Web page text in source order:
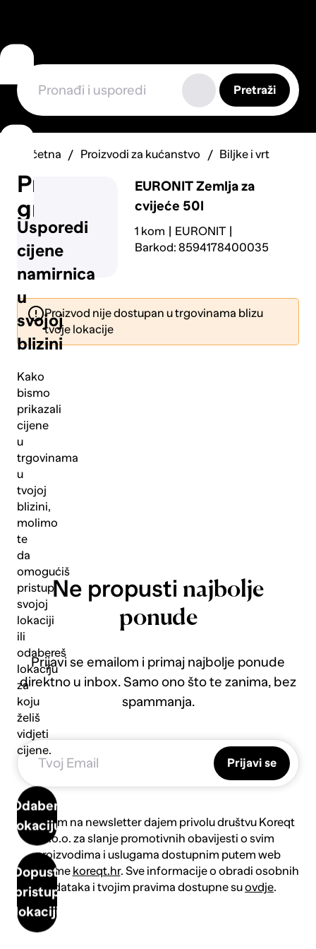
Usporedi
cijene
namirnica
u
svojoj
blizini
Kako
bismo
prikazali
cijene
u
trgovinama
u
tvojoj
blizini,
molimo
te
da
omogućiš
pristup
svojoj
lokaciji
ili
odabereš
lokaciju
za
koju
želiš
vidjeti
cijene.
Odaberi
lokaciju
Dopusti
pristup
lokaciji
Prijavi
grešku
Pošalji
Pretraži
Početna Proizvodi za kućanstvo Biljke i vrt
EURONITZemlja za
cvijeće 50l
1 kom
EURONIT
Barkod: 8594178400035
Proizvod nije dostupan u trgovinama blizu
tvoje lokacije
Ne propusti najbolje
ponude
Prijavi se emailom i primaj najbolje ponude
direktno u inbox. Samo ono što te zanima, bez
spammanja.
Prijavi se
Prijavom na newsletter dajem privolu društvu Koreqt
d.o.o. za slanje promotivnih obavijesti o svim
proizvodima i uslugama dostupnim putem web
platforme koreqt.hr. Sve informacije o obradi osobnih
podataka i tvojim pravima dostupne suovdje.